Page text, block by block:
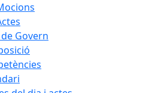
Govern